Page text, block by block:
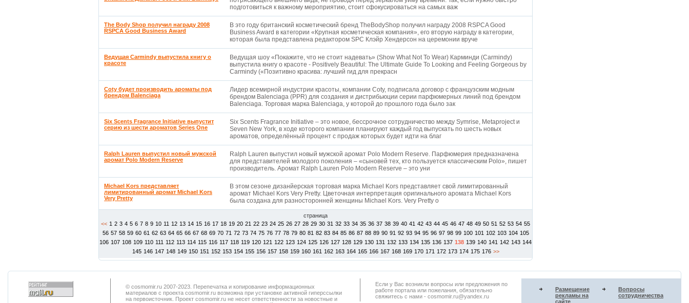
подготовиться к важному мероприятию, стоит сфокусироваться на самых важ
The Body Shop получил награду 2008
RSPCA Good Business Award
В это году британский косметический бренд TheBodyShop получил награду 2008 RSPCA Good
Business Award в категории «Крупная косметическая компания», его вторую награду в категории,
которая была представлена редактором SPC Клэйр Хендерсон на церемонии вруче
Ведущая Carmindy выпустила книгу о
красоте
Ведущая шоу «Покажите, что не стоит надевать» (Show What Not To Wear) Карминди (Carmindy)
выпустила книгу о красоте - Positively Beautiful: The Ultimate Guide To Looking and Feeling Gorgeous by
Carmindy («Позитивно красива: лучший гид для прекрасн
Coty будет производить ароматы под
брендом Balenciaga
Лидер всемирной индустрии красоты, компании Coty, подписала договор с французским модным
брендом Balenciaga (PPR) для создания и дистрибьюции серии парфюмерных линий под брендом
Balenciaga. Торговая марка Balenciaga, у которой до прошлого года было зак
Six Scents Fragrance Initiative выпустит
серию из шести ароматов Series One
Six Scents Fragrance Initiative – это новое, бессрочное сотрудничество между Symrise, Metaproject и
Seven New York, в ходе которого компании планируют каждый год выпускать по шесть новых
ароматов, определённый процент с продаж которых будет идти на благ
Ralph Lauren выпустил новый мужской
аромат Polo Modern Reserve
Ralph Lauren выпустил новый мужской аромат Polo Modern Reserve. Парфюмерия предназначена
для представителей молодого поколения – «сыновей тех, кто пользуется классическим Polo», пишет
производитель. Аромат Ralph Lauren Polo Modern Reserve – это уни
Michael Kors представляет
лимитированный аромат Michael Kors
Very Pretty
В этом сезоне дизанйерская торговая марка Michael Kors представляет свой лимитированный
аромат Michael Kors Very Pretty. Цветочная интерпретация оригинального аромата Michael Kors
была создана для разносторонней женщины Michael Kors. Very Pretty о
страница
<< 1 2 3 4 5 6 7 8 9 10 11 12 13 14 15 16 17 18 19 20 21 22 23 24 25 26 27 28 29 30 31 32 33 34 35 36 37 38 39 40 41 42 43 44 45 46 47 48 49 50 51 52 53 54 55
56 57 58 59 60 61 62 63 64 65 66 67 68 69 70 71 72 73 74 75 76 77 78 79 80 81 82 83 84 85 86 87 88 89 90 91 92 93 94 95 96 97 98 99 100 101 102 103 104 105
106 107 108 109 110 111 112 113 114 115 116 117 118 119 120 121 122 123 124 125 126 127 128 129 130 131 132 133 134 135 136 137 138 139 140 141 142 143 144
145 146 147 148 149 150 151 152 153 154 155 156 157 158 159 160 161 162 163 164 165 166 167 168 169 170 171 172 173 174 175 176 >>
© cosmomir.ru 2007-2023. Перепечатка и копирование информационных
материалов с проекта cosmomir.ru возможна при установке активной гиперссылки
на первоисточник. Проект cosmomir.ru не несет ответственности за новостные и
Если у Вас возникли вопросы или предложения по
работe портала или пожелания, обязательно
свяжитесь с нами - cosmomir.ru@yandex.ru
Размещение
рекламы на
сайте
Вопросы
сотрудничества